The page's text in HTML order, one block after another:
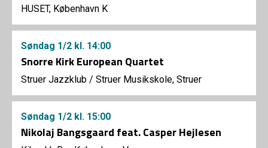
HUSET, København K
Søndag 1/2 kl. 14:00
Snorre Kirk European Quartet
Struer Jazzklub / Struer Musikskole, Struer
Søndag 1/2 kl. 15:00
Nikolaj Bangsgaard feat. Casper Hejlesen